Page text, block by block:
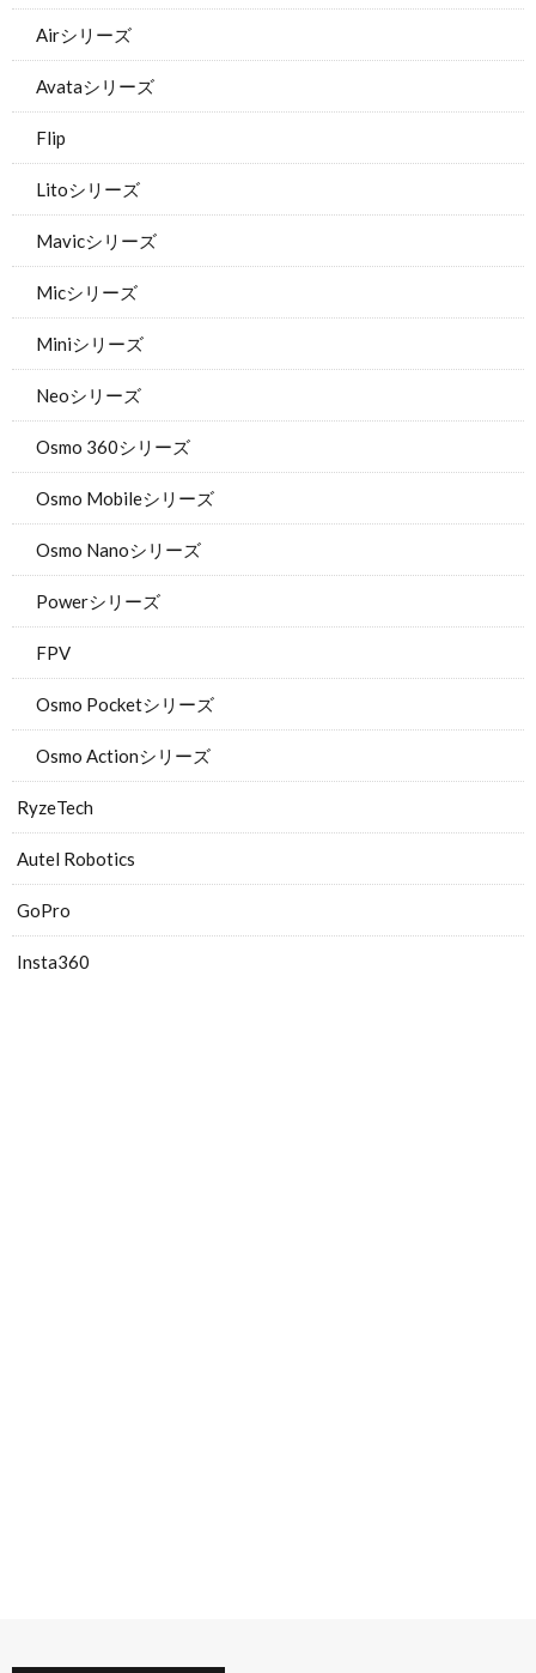
Airシリーズ
Avataシリーズ
Flip
Litoシリーズ
Mavicシリーズ
Micシリーズ
Miniシリーズ
Neoシリーズ
Osmo 360シリーズ
Osmo Mobileシリーズ
Osmo Nanoシリーズ
Powerシリーズ
FPV
Osmo Pocketシリーズ
Osmo Actionシリーズ
RyzeTech
Autel Robotics
GoPro
Insta360